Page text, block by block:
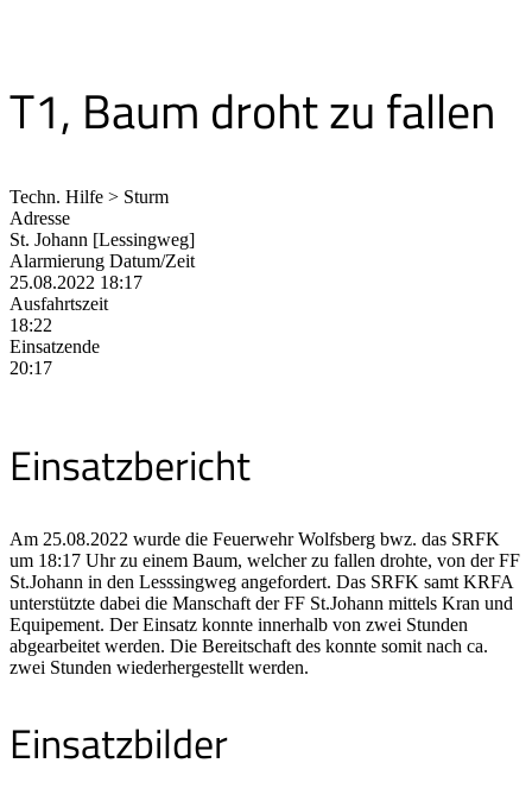
T1, Baum droht zu fallen
Techn. Hilfe > Sturm
Adresse
St. Johann [Lessingweg]
Alarmierung Datum/Zeit
25.08.2022 18:17
Ausfahrtszeit
18:22
Einsatzende
20:17
Einsatzbericht
Am 25.08.2022 wurde die Feuerwehr Wolfsberg bwz. das SRFK
um 18:17 Uhr zu einem Baum, welcher zu fallen drohte, von der FF
St.Johann in den Lesssingweg angefordert. Das SRFK samt KRFA
unterstützte dabei die Manschaft der FF St.Johann mittels Kran und
Equipement. Der Einsatz konnte innerhalb von zwei Stunden
abgearbeitet werden. Die Bereitschaft des konnte somit nach ca.
zwei Stunden wiederhergestellt werden.
Einsatzbilder